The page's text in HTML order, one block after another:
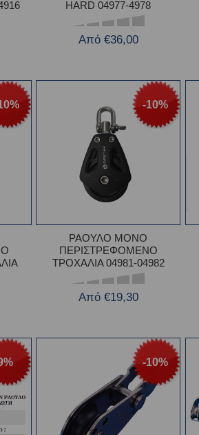
HARD 04977-4978
Από €36,00
-10%
ΡΑΟΥΛΟ ΜΟΝΟ
ΠΕΡΙΣΤΡΕΦΟΜΕΝΟ
ΤΡΟΧΑΛΙΑ 04981-04982
Από €19,30
-10%